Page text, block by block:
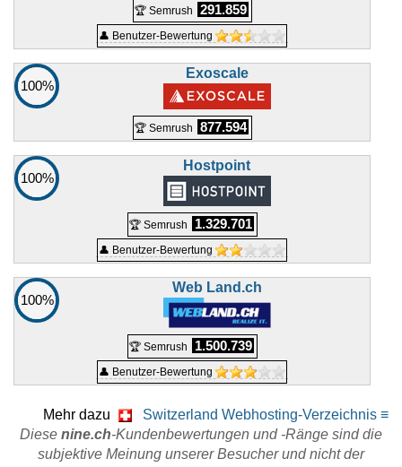
Mai 2026
alle
Subdomains
Multi-domain TLS certificate
Eigenschaften
249,00/Jahrohne 8.1% MwSt
EV TLS certificate
Eigenschaften*
CHF379,00/Jahrohne 8.1% MwSt
Mai 2026
🏆 Semrush 291.859
👤 Benutzer-Bewertung
100%
Exoscale
🏆 Semrush 877.594
100%
Hostpoint
🏆 Semrush 1.329.701
👤 Benutzer-Bewertung
100%
Web Land.ch
🏆 Semrush 1.500.739
👤 Benutzer-Bewertung
Mehr dazu
Switzerland Webhosting-Verzeichnis ≡
Diese nine.ch-Kundenbewertungen und -Ränge sind die
subjektive Meinung unserer Besucher und nicht der